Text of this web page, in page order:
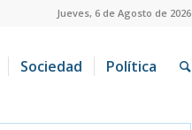
Jueves, 6 de Agosto de 2026
Sociedad Política